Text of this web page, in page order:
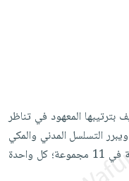
المعهود في ‏تناظر
التسلسل ‏المدني والمكي
للسور. ‏ كل صفحة تتألف من 33 سطرًا مرتبة في 11 مجموعة؛ كل واحدة